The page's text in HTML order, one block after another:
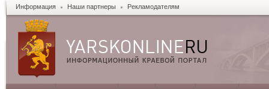
Информация Наши партнеры Рекламодателям